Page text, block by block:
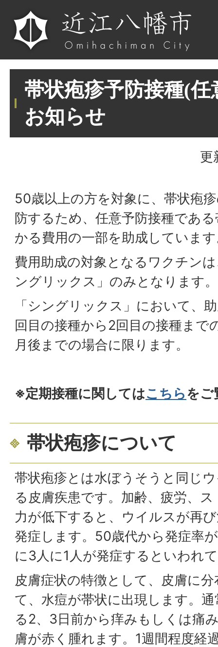
帯状疱疹予防接種(
お知らせ
更
50歳以上の方を対象に、帯状疱
防するため、任意予防接種であ
かる費用の一部を助成していま
費用助成の対象となるワクチン
ングリックス」のみとなります。
「シングリックス」において、
回目の接種から2回目の接種まで
月後までの場合に限ります。
※定期接種に関してはこちらをご
帯状疱疹について
帯状疱疹とは水ぼうそうと同じ
る皮膚疾患です。加齢、疲労、
力が低下すると、ウイルスが再
発症します。50歳代から発症率
に3人に1人が発症するといわれ
皮膚症状の特徴として、皮膚に
て、水痘が帯状に出現します。
る2、3日前から痒みもしくは痛
膚が赤く腫れます。1週間程度経